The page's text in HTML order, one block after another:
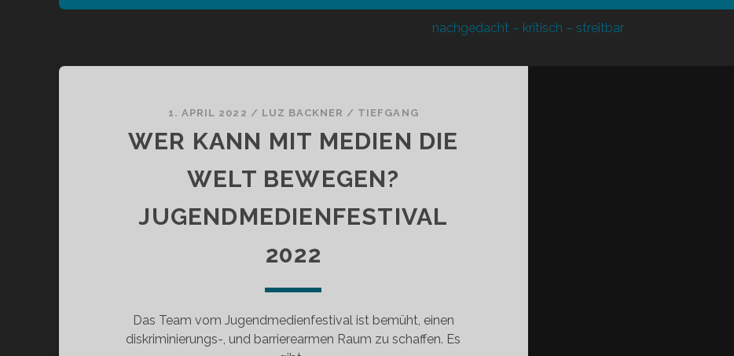
nachgedacht – kritisch – streitbar
1. APRIL 2022 / LUZ BACKNER / TIEFGANG
WER KANN MIT MEDIEN DIE
WELT BEWEGEN?
JUGENDMEDIENFESTIVAL
2022
Das Team vom Jugendmedienfestival ist bemüht, einen
diskriminierungs-, und barrierearmen Raum zu schaffen. Es